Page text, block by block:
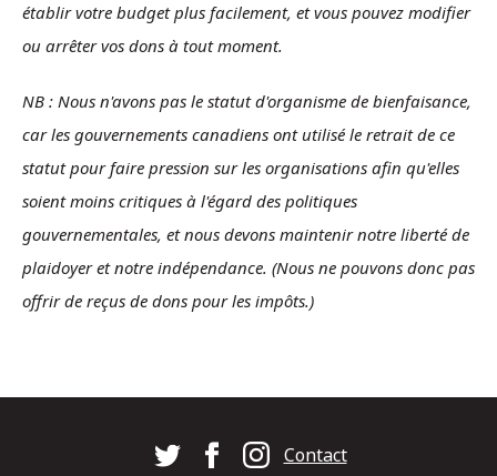
établir votre budget plus facilement, et vous pouvez modifier
ou arrêter vos dons à tout moment.
NB : Nous n'avons pas le statut d'organisme de bienfaisance,
car les gouvernements canadiens ont utilisé le retrait de ce
statut pour faire pression sur les organisations afin qu'elles
soient moins critiques à l'égard des politiques
gouvernementales, et nous devons maintenir notre liberté de
plaidoyer et notre indépendance. (Nous ne pouvons donc pas
offrir de reçus de dons pour les impôts.)
Footer Contact